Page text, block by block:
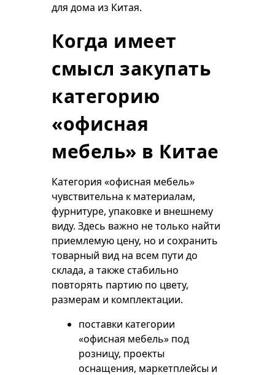
для дома из Китая.
Когда имеет
смысл закупать
категорию
«офисная
мебель» в Китае
Категория «офисная мебель»
чувствительна к материалам,
фурнитуре, упаковке и внешнему
виду. Здесь важно не только найти
приемлемую цену, но и сохранить
товарный вид на всем пути до
склада, а также стабильно
повторять партию по цвету,
размерам и комплектации.
поставки категории
«офисная мебель» под
розницу, проекты
оснащения, маркетплейсы и